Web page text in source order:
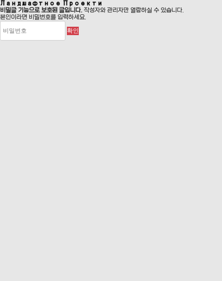
Ландшафтное Проекти
비밀글 기능으로 보호된 글입니다. 작성자와 관리자만 열람하실 수 있습니다.
본인이라면 비밀번호를 입력하세요.